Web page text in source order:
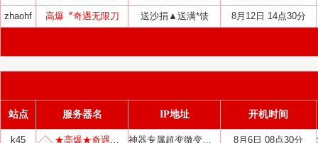
zhaohf 高爆〞奇遇无限刀 送沙捐▲送满*馈 8月12日 14点30分
站点 服务器名 IP地址 开机时间
k45 ╱╲★高爆★奇遇无限刀╱╲ 神器专属超变微变迷失火龙 8月6日 08点30分